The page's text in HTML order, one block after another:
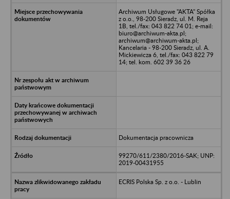
Archiwum Usługowe "AKTA" Spółka
z o.o., 98-200 Sieradz, ul. M. Reja
1B, tel./fax: 043 822 74 01; e-mail:
biuro@archiwum-akta.pl;
archiwum@archiwum-akta.pl;
Kancelaria - 98-200 Sieradz, ul. A.
Mickiewicza 6, tel./fax: 043 822 79
14; tel. kom. 602 39 36 26
Dokumentacja pracownicza
99270/611/2380/2016-SAK; UNP:
2019-00431955
ECRIS Polska Sp. z o.o. - Lublin